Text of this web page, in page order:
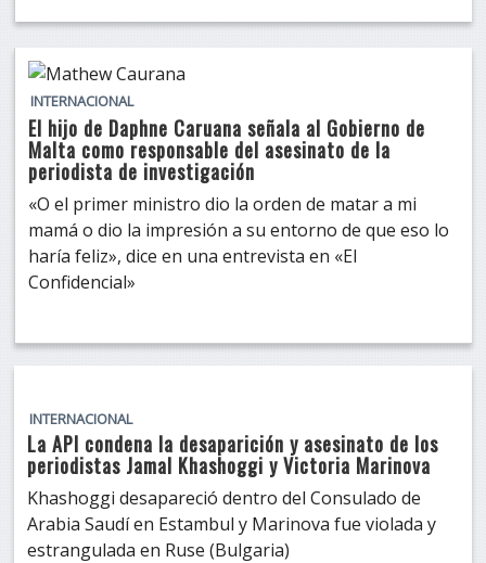
INTERNACIONAL
El hijo de Daphne Caruana señala al Gobierno de
Malta como responsable del asesinato de la
periodista de investigación
«O el primer ministro dio la orden de matar a mi
mamá o dio la impresión a su entorno de que eso lo
haría feliz», dice en una entrevista en «El
Confidencial»
INTERNACIONAL
La API condena la desaparición y asesinato de los
periodistas Jamal Khashoggi y Victoria Marinova
Khashoggi desapareció dentro del Consulado de
Arabia Saudí en Estambul y Marinova fue violada y
estrangulada en Ruse (Bulgaria)